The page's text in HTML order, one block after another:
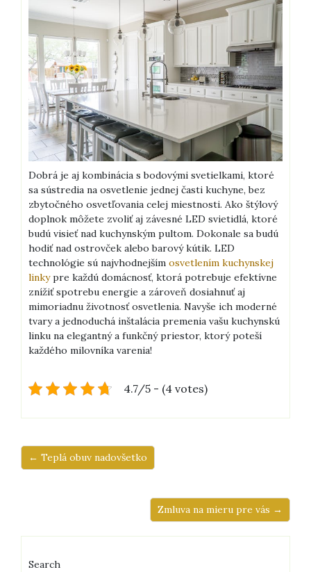
Dobrá je aj kombinácia s bodovými svetielkami, ktoré
sa sústredia na osvetlenie jednej časti kuchyne, bez
zbytočného osvetľovania celej miestnosti. Ako štýlový
doplnok môžete zvoliť aj závesné LED svietidlá, ktoré
budú visieť nad kuchynským pultom. Dokonale sa budú
hodiť nad ostrovček alebo barový kútik. LED
technológie sú najvhodnejším osvetlením kuchynskej
linkypre každú domácnosť, ktorá potrebuje efektívne
znížiť spotrebu energie a zároveň dosiahnuť aj
mimoriadnu životnosť osvetlenia. Navyše ich moderné
tvary a jednoduchá inštalácia premenia vašu kuchynskú
linku na elegantný a funkčný priestor, ktorý poteší
každého milovníka varenia!
4.7/5 - (4 votes)
← Teplá obuv nadovšetko
Zmluva na mieru pre vás →
Search